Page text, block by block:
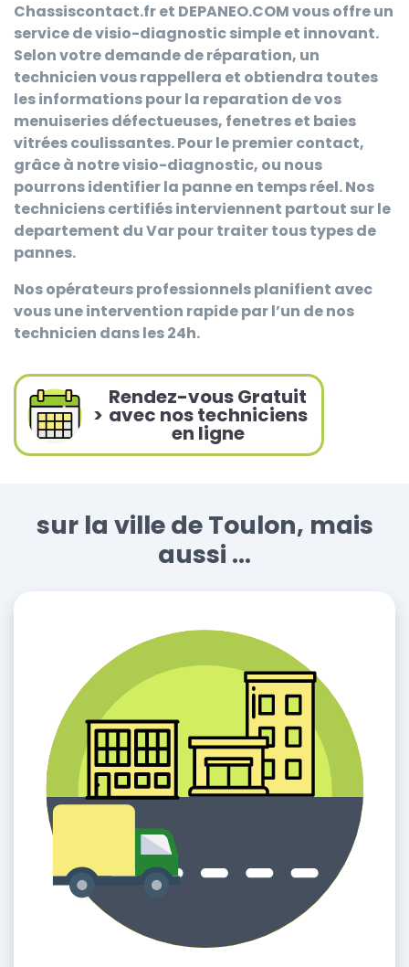
Chassiscontact.fr et DEPANEO.COMvous offre un
service de visio-diagnostic simple et innovant.
Selon votre demande de réparation, un
technicien vous rappellera et obtiendra toutes
les informations pour la reparation de vos
menuiseries défectueuses, fenetres et baies
vitrées coulissantes. Pour le premier contact,
grâce à notre visio-diagnostic, ou nous
pourrons identifier la panne en temps réel. Nos
techniciens certifiés interviennent partout sur le
departement du Var pour traiter tous types de
pannes.
Nos opérateurs professionnels planifient avec
vous une intervention rapide par l’un de nos
technicien dans les 24h.
>
Rendez-vous Gratuit
avec nos techniciens
en ligne
sur la ville de Toulon, mais
aussi ...